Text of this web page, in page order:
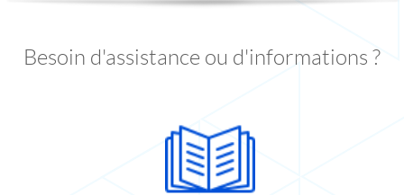
Besoin d'assistance ou d'informations ?